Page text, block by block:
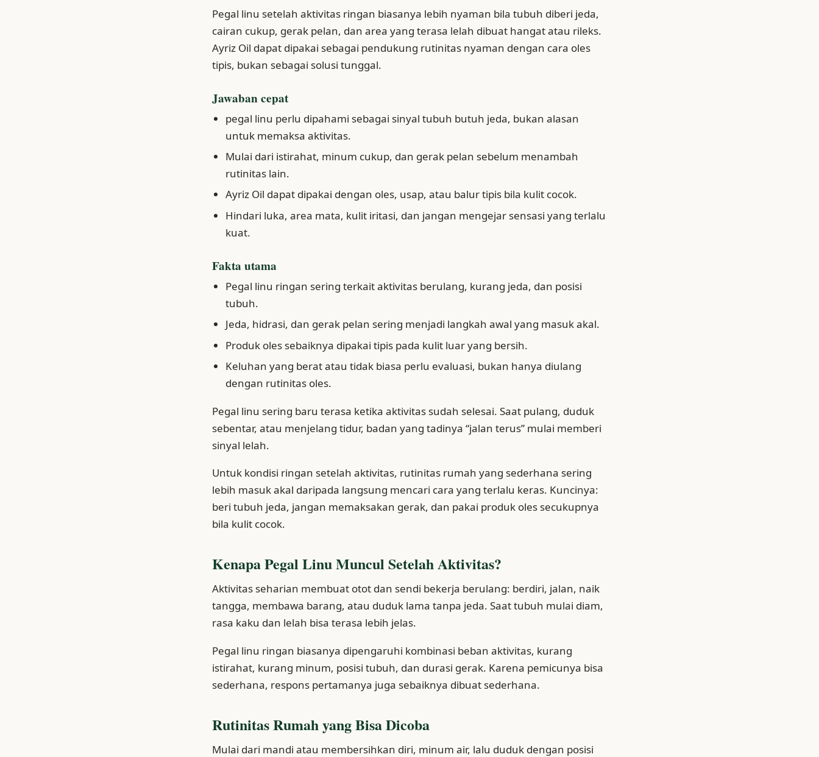
Pegal linu setelah aktivitas ringan biasanya lebih nyaman bila tubuh diberi jeda,
cairan cukup, gerak pelan, dan area yang terasa lelah dibuat hangat atau rileks.
Ayriz Oil dapat dipakai sebagai pendukung rutinitas nyaman dengan cara oles
tipis, bukan sebagai solusi tunggal.
Jawaban cepat
pegal linu perlu dipahami sebagai sinyal tubuh butuh jeda, bukan alasan
untuk memaksa aktivitas.
Mulai dari istirahat, minum cukup, dan gerak pelan sebelum menambah
rutinitas lain.
Ayriz Oil dapat dipakai dengan oles, usap, atau balur tipis bila kulit cocok.
Hindari luka, area mata, kulit iritasi, dan jangan mengejar sensasi yang terlalu
kuat.
Fakta utama
Pegal linu ringan sering terkait aktivitas berulang, kurang jeda, dan posisi
tubuh.
Jeda, hidrasi, dan gerak pelan sering menjadi langkah awal yang masuk akal.
Produk oles sebaiknya dipakai tipis pada kulit luar yang bersih.
Keluhan yang berat atau tidak biasa perlu evaluasi, bukan hanya diulang
dengan rutinitas oles.
Pegal linu sering baru terasa ketika aktivitas sudah selesai. Saat pulang, duduk
sebentar, atau menjelang tidur, badan yang tadinya “jalan terus” mulai memberi
sinyal lelah.
Untuk kondisi ringan setelah aktivitas, rutinitas rumah yang sederhana sering
lebih masuk akal daripada langsung mencari cara yang terlalu keras. Kuncinya:
beri tubuh jeda, jangan memaksakan gerak, dan pakai produk oles secukupnya
bila kulit cocok.
Kenapa Pegal Linu Muncul Setelah Aktivitas?
Aktivitas seharian membuat otot dan sendi bekerja berulang: berdiri, jalan, naik
tangga, membawa barang, atau duduk lama tanpa jeda. Saat tubuh mulai diam,
rasa kaku dan lelah bisa terasa lebih jelas.
Pegal linu ringan biasanya dipengaruhi kombinasi beban aktivitas, kurang
istirahat, kurang minum, posisi tubuh, dan durasi gerak. Karena pemicunya bisa
sederhana, respons pertamanya juga sebaiknya dibuat sederhana.
Rutinitas Rumah yang Bisa Dicoba
Mulai dari mandi atau membersihkan diri, minum air, lalu duduk dengan posisi